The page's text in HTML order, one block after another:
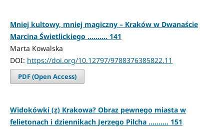
Mniej kultowy, mniej magiczny – Kraków w Dwanaście
Marcina Świetlickiego .......... 141
Marta Kowalska
DOI: https://doi.org/10.12797/9788376385822.11
PDF (Open Access)
Widokówki (z) Krakowa? Obraz pewnego miasta w
felietonach i dziennikach Jerzego Pilcha .......... 151